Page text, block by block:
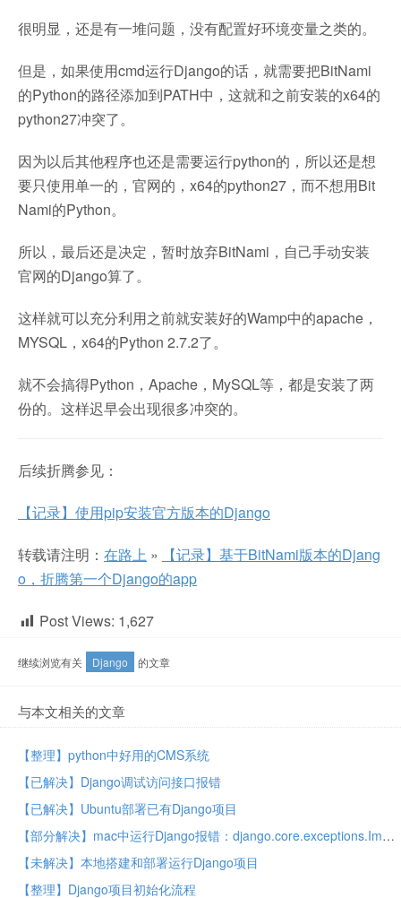
很明显，还是有一堆问题，没有配置好环境变量之类的。
但是，如果使用cmd运行Django的话，就需要把BitNami
的Python的路径添加到PATH中，这就和之前安装的x64的
python27冲突了。
因为以后其他程序也还是需要运行python的，所以还是想
要只使用单一的，官网的，x64的python27，而不想用Bit
Nami的Python。
所以，最后还是决定，暂时放弃BitNami，自己手动安装
官网的Django算了。
这样就可以充分利用之前就安装好的Wamp中的apache，
MYSQL，x64的Python 2.7.2了。
就不会搞得Python，Apache，MySQL等，都是安装了两
份的。这样迟早会出现很多冲突的。
后续折腾参见：
【记录】使用pip安装官方版本的Django
转载请注明： 在路上 »
【记录】基于BitNami版本的Djang
o，折腾第一个Django的app
Post Views: 1,627
继续浏览有关 Django 的文章
与本文相关的文章
【整理】python中好用的CMS系统
【已解决】Django调试访问接口报错
【已解决】Ubuntu部署已有Django项目
【部分解决】mac中运行Django报错：django.core.exceptions.ImproperlyConfigured mysqlclient 1.3.13 or newer is required you have 0.9.3
【未解决】本地搭建和部署运行Django项目
【整理】Django项目初始化流程